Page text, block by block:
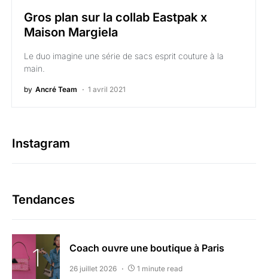
Gros plan sur la collab Eastpak x
Maison Margiela
Le duo imagine une série de sacs esprit couture à la
main.
by Ancré Team 1 avril 2021
Instagram
Tendances
Coach ouvre une boutique à Paris
26 juillet 2026 1 minute read